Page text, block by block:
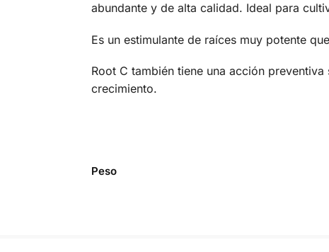
abundante y de alta calidad. Ideal para
Es un estimulante de raíces muy potente
Root C también tiene una acción
crecimiento.
Peso